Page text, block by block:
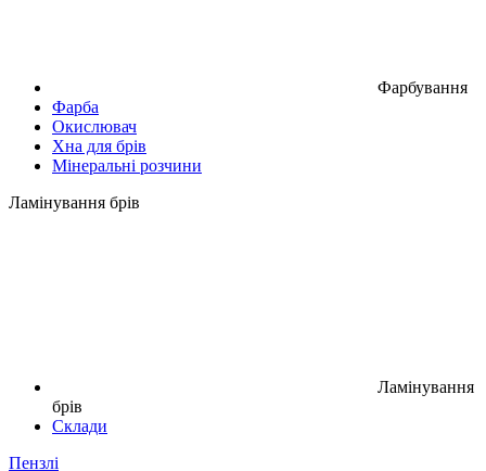
Фарбування
Фарба
Окислювач
Хна для брів
Мінеральні розчини
Ламінування брів
Ламінування
брів
Склади
Пензлі